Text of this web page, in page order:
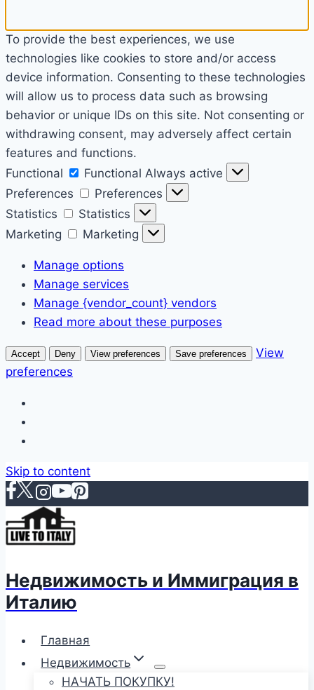
To provide the best experiences, we use
technologies like cookies to store and/or access
device information. Consenting to these technologies
will allow us to process data such as browsing
behavior or unique IDs on this site. Not consenting or
withdrawing consent, may adversely affect certain
features and functions.
Functional
Functional Always active
Preferences
Preferences
Statistics
Statistics
Marketing
Marketing
Manage options
Manage services
Manage {vendor_count} vendors
Read more about these purposes
Accept Deny View preferences Save preferences
View
preferences
Skip to content
Недвижимость и Иммиграция в
Италию
Главная
Недвижимость
НАЧАТЬ ПОКУПКУ!